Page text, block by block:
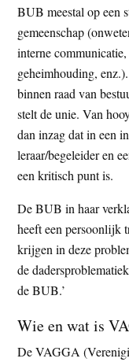
BUB meestal op een
gemeenschap
interne
geheimhouding,
binnen raad van
stelt de unie. Van
dan inzag dat in een
leraar/begeleider en
een kritisch punt is.
De BUB in haar
heeft een persoonlijk
krijgen in deze
de
de BUB.’
Wie en wat is
De VAGGA